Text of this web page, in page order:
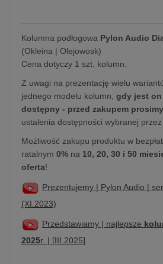
Kolumna podłogowa Pylon Audio
(Okleina | Olejowosk)
Cena dotyczy 1 szt. kolumn.
Z uwagi na prezentację wielu
jednego modelu kolumn, gdy jest
dostępny - przed zakupem
ustalenia dostępności wybranej przez
Możliwość zakupu produktu w
ratalnym 0% na 10, 20, 30 i 50
oferta!
Prezentujemy | Pylon Audio |
(XI.2023)
Przedstawiamy | najlepsze
2025r. | [III.2025]